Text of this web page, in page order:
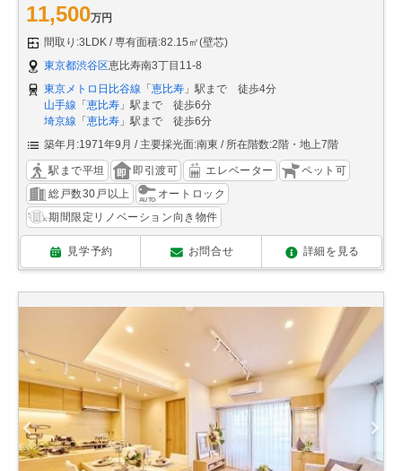
11,500万円
間取り:3LDK
専有面積:82.15㎡(壁芯)
東京都渋谷区恵比寿南3丁目11-8
東京メトロ日比谷線 「恵比寿 」駅まで 徒歩4分
山手線 「恵比寿 」駅まで 徒歩6分
埼京線 「恵比寿 」駅まで 徒歩6分
築年月:1971年9月
主要採光面:南東 所在階数:2階・地上7階
駅まで平坦 即引渡可 エレベーター
ペット可
総戸数30戸以上
オートロック
期間限定リノベーション向き物件
見学予約 お問合せ 詳細を見る